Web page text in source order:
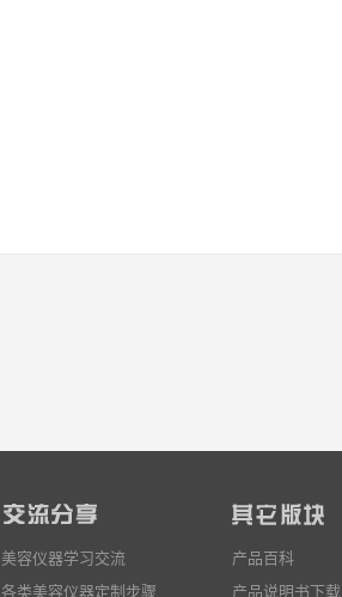
美容仪器学习交流
各类美容仪器定制步骤
产品百科
产品说明书下载